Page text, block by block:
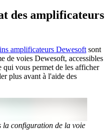
des amplificateurs
amplificateurs Dewesoft sont
de voies Dewesoft, accessibles
qui vous permet de les afficher
plus avant à l'aide des
la configuration de la voie